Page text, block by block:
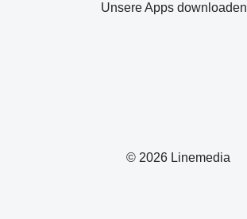
© 2026 Linemedia
Unsere Apps downloaden